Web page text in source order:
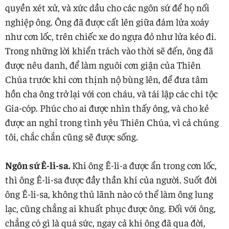
quyền xét xử, và xức dầu cho các ngôn sứ để họ nối
nghiệp ông. Ông đã được cất lên giữa đám lửa xoáy
như cơn lốc, trên chiếc xe do ngựa đỏ như lửa kéo đi.
Trong những lời khiển trách vào thời sẽ đến, ông đã
được nêu danh, để làm nguôi cơn giận của Thiên
Chúa trước khi cơn thịnh nộ bùng lên, để đưa tâm
hồn cha ông trở lại với con cháu, và tái lập các chi tộc
Gia-cóp. Phúc cho ai được nhìn thấy ông, và cho kẻ
được an nghỉ trong tình yêu Thiên Chúa, vì cả chúng
tôi, chắc chắn cũng sẽ được sống.
Ngôn sứ Ê-li-sa. Khi ông Ê-li-a được ẩn trong cơn lốc,
thì ông Ê-li-sa được đầy thần khí của người. Suốt đời
ông Ê-li-sa, không thủ lãnh nào có thể làm ông lung
lạc, cũng chẳng ai khuất phục được ông. Đối với ông,
chẳng có gì là quá sức, ngay cả khi ông đã qua đời,